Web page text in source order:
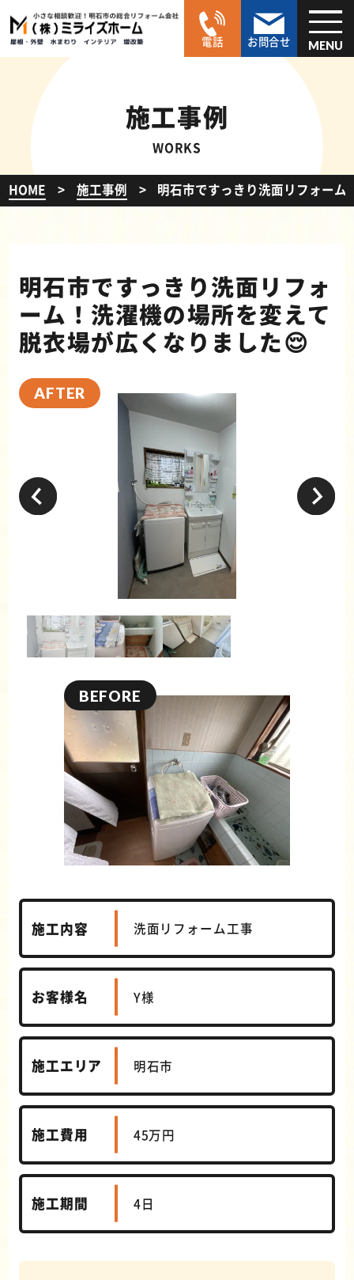
電話 お問合せ MENU
施工事例
WORKS
HOME 施工事例 明石市ですっきり洗面リフォー
明石市ですっきり洗面リフォ
ーム！洗濯機の場所を変えて
脱衣場が広くなりました😌
施工内容 洗面リフォーム工事
お客様名 Y様
施工エリア 明石市
施工費用 45万円
施工期間 4日